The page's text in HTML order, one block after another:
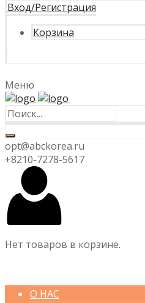
Вход/Регистрация
Корзина
Меню
opt@abckorea.ru
+8210-7278-5617
Нет товаров в корзине.
О НАС